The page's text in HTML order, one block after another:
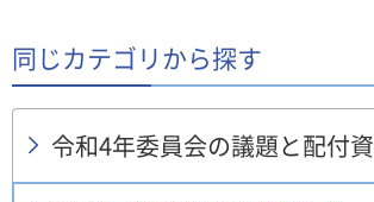
同じカテゴリから探す
令和4年委員会の議題と配付